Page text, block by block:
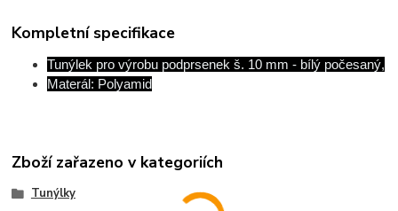
Kompletní specifikace
Tunýlek pro výrobu podprsenek š. 10 mm - bílý počesaný,
Materál: Polyamid
Zboží zařazeno v kategoriích
Tunýlky